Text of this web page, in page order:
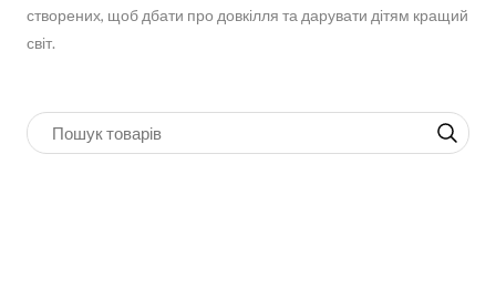
створених, щоб дбати про довкілля та дарувати дітям кращий
світ.